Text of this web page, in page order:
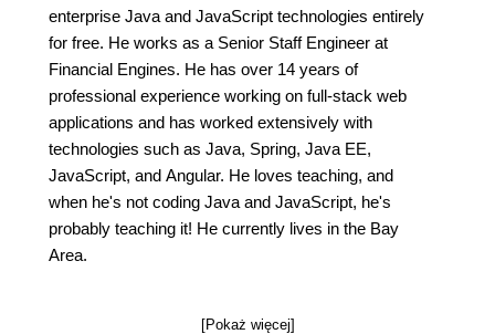
enterprise Java and JavaScript technologies entirely
for free. He works as a Senior Staff Engineer at
Financial Engines. He has over 14 years of
professional experience working on full-stack web
applications and has worked extensively with
technologies such as Java, Spring, Java EE,
JavaScript, and Angular. He loves teaching, and
when he's not coding Java and JavaScript, he's
probably teaching it! He currently lives in the Bay
Area.
[Pokaż więcej]